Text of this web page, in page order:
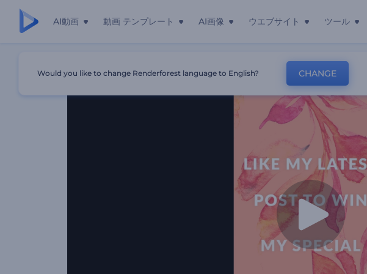
AI動画 動画 テンプレート AI画像 ウエブサイト ツール
インスタグラムページのプロモーションストーリー
Would you like to change Renderforest language to English? CHANGE